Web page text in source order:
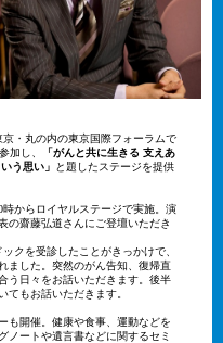
京・丸の内の東京国際フォーラムで
加し、
「がんと共に生きる 支えあ
う思い」
と題したステージを提供
からロイヤルステージで実施。演
の齋藤弘道さんにご登壇いただき
クを受診したことがきっかけで、
ました。突然のがん告知、復帰直
う日々をお話いただきます。後半
てもお話いただきます。
も開催。健康や食事、運動などを
ノートや遺言書などに関するセミ